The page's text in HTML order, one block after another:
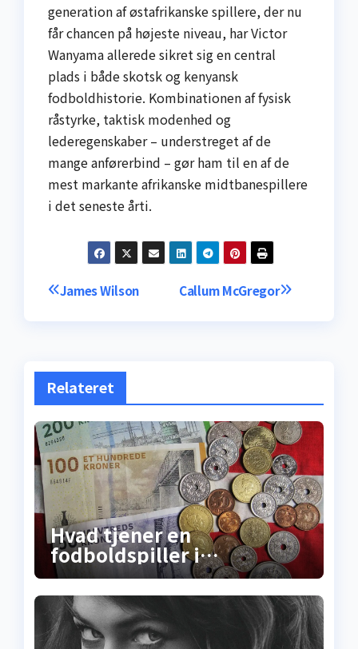
generation af østafrikanske spillere, der nu
får chancen på højeste niveau, har Victor
Wanyama allerede sikret sig en central
plads i både skotsk og kenyansk
fodboldhistorie. Kombinationen af fysisk
råstyrke, taktisk modenhed og
lederegenskaber – understreget af de
mange anførerbind – gør ham til en af de
mest markante afrikanske midtbanespillere
i det seneste årti.
Indlægsnavigation
Callum McGregor
James Wilson
Relateret
Hvad tjener en
fodboldspiller i
Superligaen? Sandheden
om lønninger, bonusser og
de skjulte
millionkontrakter